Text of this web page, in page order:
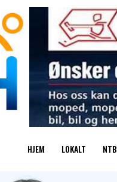
HJEM LOKALT NTB